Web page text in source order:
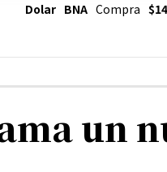
Dolar BNACompra
un